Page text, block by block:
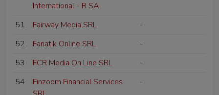
International - R SA
51 Fairway Media SRL
-
52
Fanatik Online SRL
-
53
FCR Media On Line SRL
-
54
Finzoom Financial Services
-